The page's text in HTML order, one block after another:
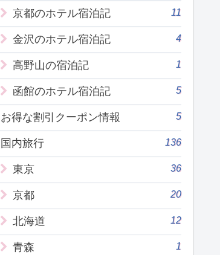
京都のホテル宿泊記 11
金沢のホテル宿泊記 4
高野山の宿泊記 1
函館のホテル宿泊記 5
お得な割引クーポン情報 5
国内旅行 136
東京 36
京都 20
北海道 12
青森 1